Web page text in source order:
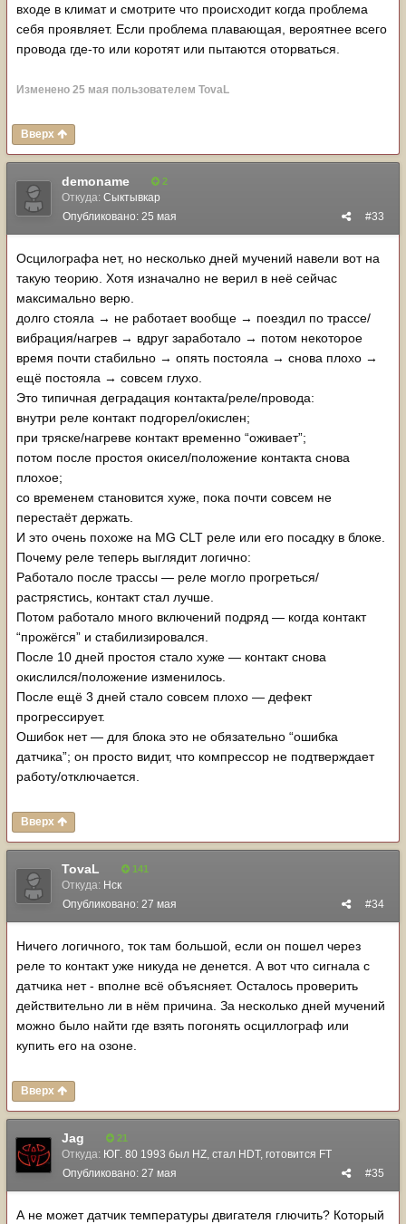
входе в климат и смотрите что происходит когда проблема
себя проявляет. Если проблема плавающая, вероятнее всего
провода где-то или коротят или пытаются оторваться.
Изменено 25 мая пользователем TovaL
Вверх
demoname 2
Откуда: Сыктывкар
#33
Опубликовано: 25 мая
Осцилографа нет, но несколько дней мучений навели вот на
такую теорию. Хотя изначално не верил в неё сейчас
максимально верю.
долго стояла → не работает вообще → поездил по трассе/
вибрация/нагрев → вдруг заработало → потом некоторое
время почти стабильно → опять постояла → снова плохо →
ещё постояла → совсем глухо.
Это типичная деградация контакта/реле/провода:
внутри реле контакт подгорел/окислен;
при тряске/нагреве контакт временно “оживает”;
потом после простоя окисел/положение контакта снова
плохое;
со временем становится хуже, пока почти совсем не
перестаёт держать.
И это очень похоже на MG CLT реле или его посадку в блоке.
Почему реле теперь выглядит логично:
Работало после трассы — реле могло прогреться/
растрястись, контакт стал лучше.
Потом работало много включений подряд — когда контакт
“прожёгся” и стабилизировался.
После 10 дней простоя стало хуже — контакт снова
окислился/положение изменилось.
После ещё 3 дней стало совсем плохо — дефект
прогрессирует.
Ошибок нет — для блока это не обязательно “ошибка
датчика”; он просто видит, что компрессор не подтверждает
работу/отключается.
Вверх
TovaL 141
Откуда: Нск
#34
Опубликовано: 27 мая
Ничего логичного, ток там большой, если он пошел через
реле то контакт уже никуда не денется. А вот что сигнала с
датчика нет - вполне всё объясняет. Осталось проверить
действительно ли в нём причина. За несколько дней мучений
можно было найти где взять погонять осциллограф или
купить его на озоне.
Вверх
Jag 21
Откуда: ЮГ. 80 1993 был HZ, стал HDT, готовится FT
#35
Опубликовано: 27 мая
А не может датчик температуры двигателя глючить? Который